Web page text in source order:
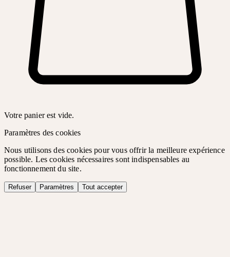
Votre panier est vide.
Paramètres des cookies
Nous utilisons des cookies pour vous offrir la meilleure expérience
possible. Les cookies nécessaires sont indispensables au
fonctionnement du site.
Refuser Paramètres Tout accepter